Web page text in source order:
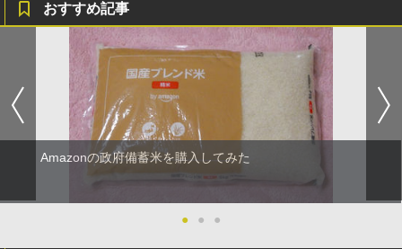
おすすめ記事
Amazonの政府備蓄米を購入してみた
● ● ●